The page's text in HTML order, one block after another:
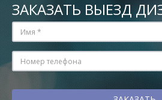
ЗАКАЗАТЬ ВЫЕЗД